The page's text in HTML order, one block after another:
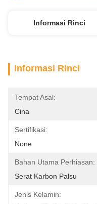
Informasi Rinci
Informasi Rinci
Tempat Asal:
Cina
Sertifikasi:
None
Bahan Utama Perhiasan:
Serat Karbon Palsu
Jenis Kelamin: